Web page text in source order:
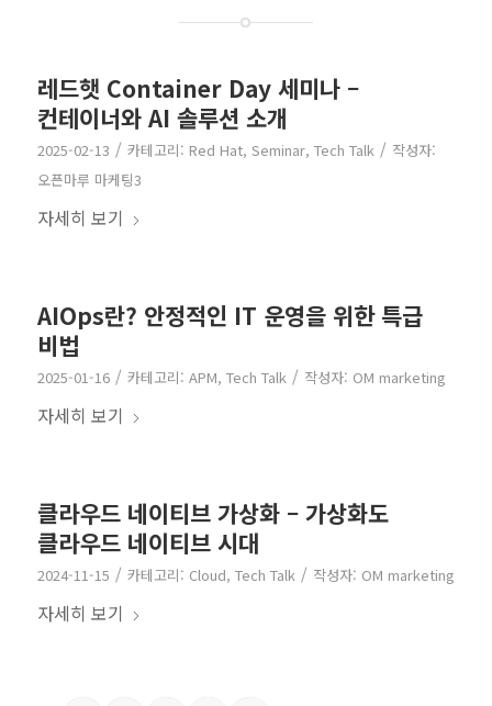
레드햇 Container Day 세미나 –
컨테이너와 AI 솔루션 소개
2025-02-13 / 카테고리: Red Hat, Seminar, Tech Talk / 작성자:
오픈마루 마케팅3
자세히 보기
AIOps란? 안정적인 IT 운영을 위한 특급
비법
2025-01-16 / 카테고리: APM, Tech Talk / 작성자: OM marketing
자세히 보기
클라우드 네이티브 가상화 – 가상화도
클라우드 네이티브 시대
2024-11-15 / 카테고리: Cloud, Tech Talk / 작성자: OM marketing
자세히 보기